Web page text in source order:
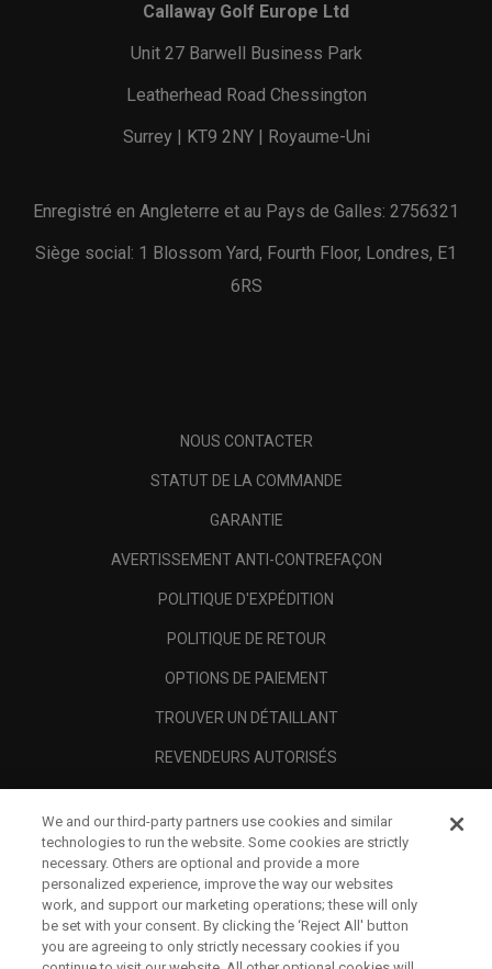
Callaway Golf Europe Ltd
Unit 27 Barwell Business Park
Leatherhead Road Chessington
Surrey | KT9 2NY | Royaume-Uni
Enregistré en Angleterre et au Pays de Galles: 2756321
Siège social: 1 Blossom Yard, Fourth Floor, Londres, E1
6RS
NOUS CONTACTER
STATUT DE LA COMMANDE
GARANTIE
AVERTISSEMENT ANTI-CONTREFAÇON
POLITIQUE D'EXPÉDITION
POLITIQUE DE RETOUR
OPTIONS DE PAIEMENT
TROUVER UN DÉTAILLANT
REVENDEURS AUTORISÉS
A PROPOS
MENTIONS LÉGALES
We and our third-party partners use cookies and similar
technologies to run the website. Some cookies are strictly
necessary. Others are optional and provide a more
personalized experience, improve the way our websites
work, and support our marketing operations; these will only
be set with your consent. By clicking the ‘Reject All' button
you are agreeing to only strictly necessary cookies if you